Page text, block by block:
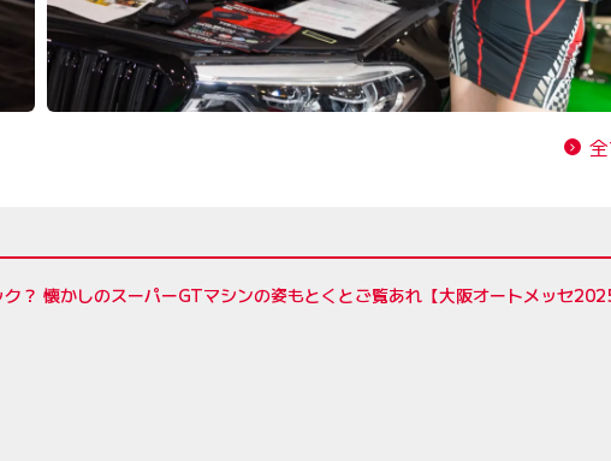
？ 懐かしのスーパーGTマシンの姿もとくとご覧あれ【大阪オートメッセ